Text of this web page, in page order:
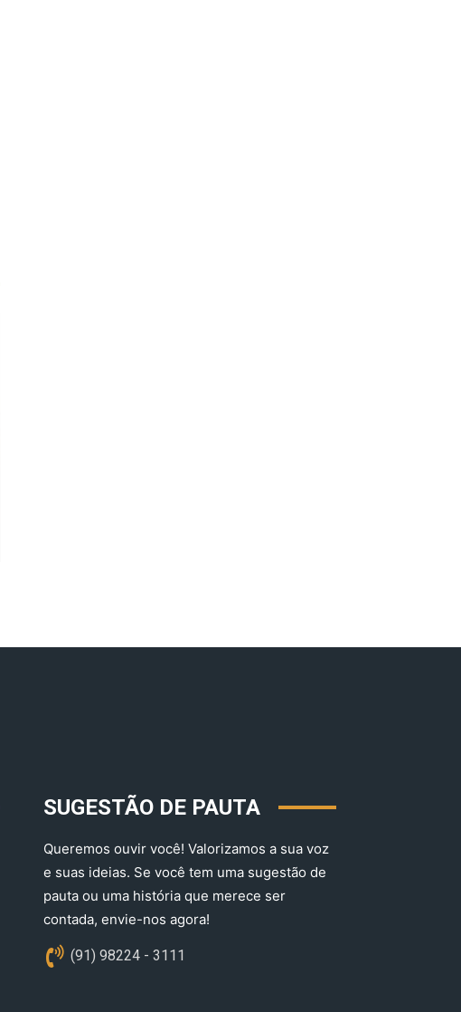
SUGESTÃO DE PAUTA
Queremos ouvir você! Valorizamos a sua voz
e suas ideias. Se você tem uma sugestão de
pauta ou uma história que merece ser
contada, envie-nos agora!
(91) 98224 - 3111